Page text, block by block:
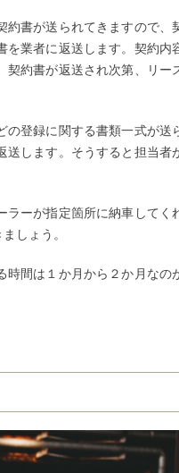
書が送られてきますので、
業者に返送します。契約内
約書が返送され次第、リー
登録に関する書類一式が送
します。そうすると担当者
ーが指定箇所に納車してく
しょう。
間は１か月から２か月なの